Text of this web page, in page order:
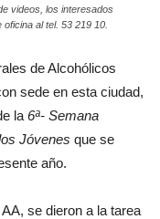
videos, los interesados
al tel. 53 219 10.
de Alcohólicos
sede en esta ciudad,
la 6ª- Semana
Jóvenes que se
año.
se dieron a la tarea